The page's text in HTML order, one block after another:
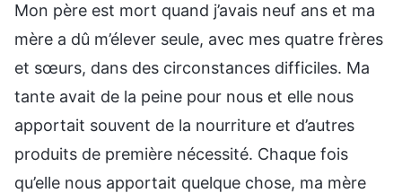
Mon père est mort quand j’avais neuf ans et ma
mère a dû m’élever seule, avec mes quatre frères
et sœurs, dans des circonstances difficiles. Ma
tante avait de la peine pour nous et elle nous
apportait souvent de la nourriture et d’autres
produits de première nécessité. Chaque fois
qu’elle nous apportait quelque chose, ma mère